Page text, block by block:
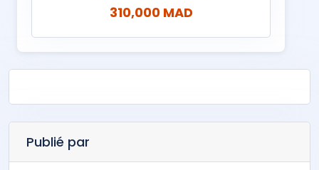
310,000 MAD
Publié par